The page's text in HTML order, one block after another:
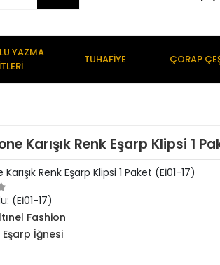
YAZMA
TUHAFİYE ÇORAP
Karışık Renk Eşarp Klipsi 1
Renk Eşarp Klipsi 1 Paket (Eİ01-17)
(Eİ01-17)
Fashion
Eşarp İğnesi